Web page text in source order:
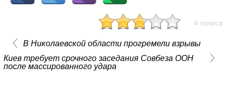
4 голоса
В Николаевской области прогремели взрывы
Киев требует срочного заседания Совбеза ООН
после массированного удара